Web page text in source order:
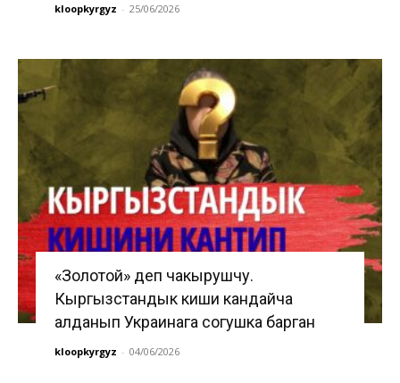
kloopkyrgyz - 25/06/2026
«Золотой» деп чакырушчу.
Кыргызстандык киши кандайча
алданып Украинага согушка барган
kloopkyrgyz - 04/06/2026